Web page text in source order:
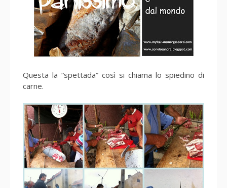
Questa la “spettada” così si chiama lo spiedino di
carne.